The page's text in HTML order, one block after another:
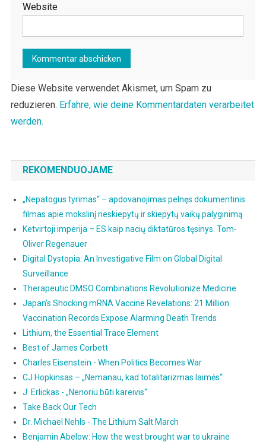
Website
Diese Website verwendet Akismet, um Spam zu
reduzieren. Erfahre, wie deine Kommentardaten verarbeitet
werden.
REKOMENDUOJAME
„Nepatogus tyrimas“ – apdovanojimas pelnęs dokumentinis
filmas apie mokslinį neskiepytų ir skiepytų vaikų palyginimą
Ketvirtoji imperija – ES kaip nacių diktatūros tęsinys. Tom-
Oliver Regenauer
Digital Dystopia: An Investigative Film on Global Digital
Surveillance
Therapeutic DMSO Combinations Revolutionize Medicine
Japan’s Shocking mRNA Vaccine Revelations: 21 Million
Vaccination Records Expose Alarming Death Trends
Lithium, the Essential Trace Element
Best of James Corbett
Charles Eisenstein - When Politics Becomes War
CJ Hopkinsas – „Nemanau, kad totalitarizmas laimės“
J. Erlickas - „Nenoriu būti kareivis“
Take Back Our Tech
Dr. Michael Nehls - The Lithium Salt March
Benjamin Abelow: How the west brought war to ukraine